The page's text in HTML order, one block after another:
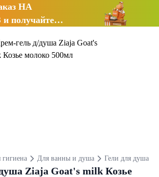
НА
гигиена Для ванны и душа Гели для душа
Ziaja Goat's milk Козье